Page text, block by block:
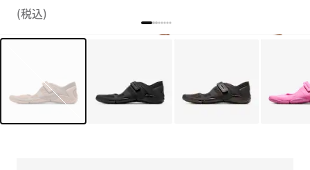
(税込)